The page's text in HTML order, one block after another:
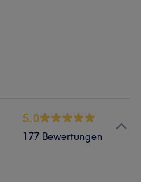
5.0
177 Bewertungen